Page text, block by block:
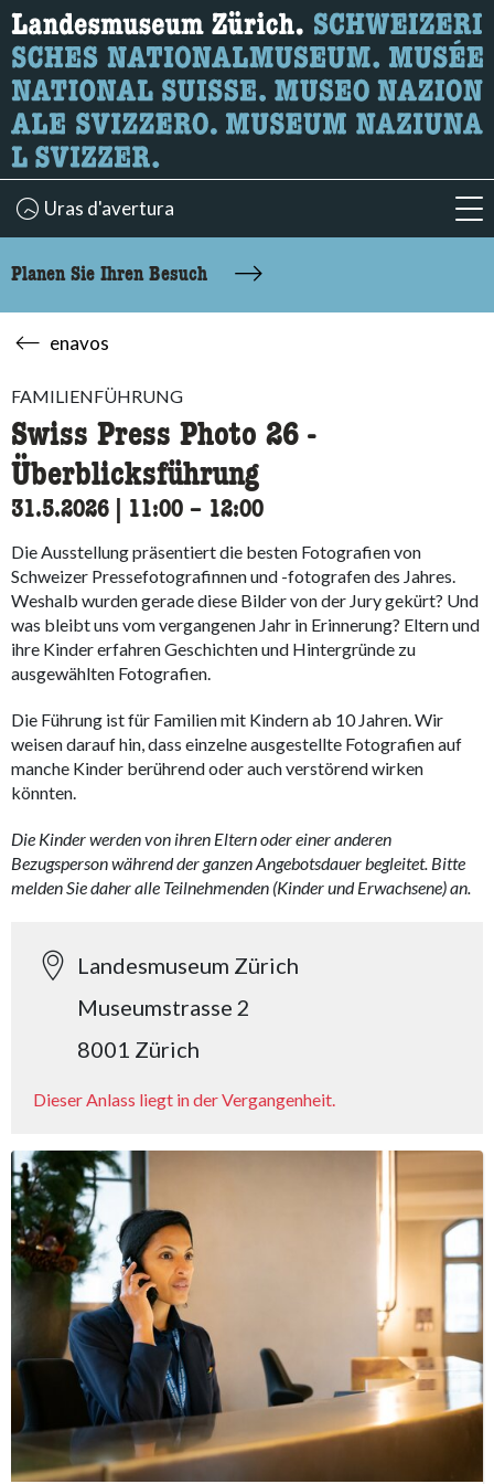
Wonach suchen Sie?
Hier können Sie nach Inhalten der Seite suchen.
Uras d'avertura
Planen Sie Ihren Besuch
enavos
FAMILIENFÜHRUNG
Swiss Press Photo 26 -
Überblicksführung
31.5.2026 11:00 accessibility.time_to
– 12:00
Die Ausstellung präsentiert die besten Fotografien von
Schweizer Pressefotografinnen und -fotografen des Jahres.
Weshalb wurden gerade diese Bilder von der Jury gekürt? Und
was bleibt uns vom vergangenen Jahr in Erinnerung? Eltern und
ihre Kinder erfahren Geschichten und Hintergründe zu
ausgewählten Fotografien.
Die Führung ist für Familien mit Kindern ab 10 Jahren. Wir
weisen darauf hin, dass einzelne ausgestellte Fotografien auf
manche Kinder berührend oder auch verstörend wirken
könnten.
Die Kinder werden von ihren Eltern oder einer anderen
Bezugsperson während der ganzen Angebotsdauer begleitet. Bitte
melden Sie daher alle Teilnehmenden (Kinder und Erwachsene) an.
Landesmuseum Zürich
Museumstrasse 2
8001 Zürich
Dieser Anlass liegt in der Vergangenheit.